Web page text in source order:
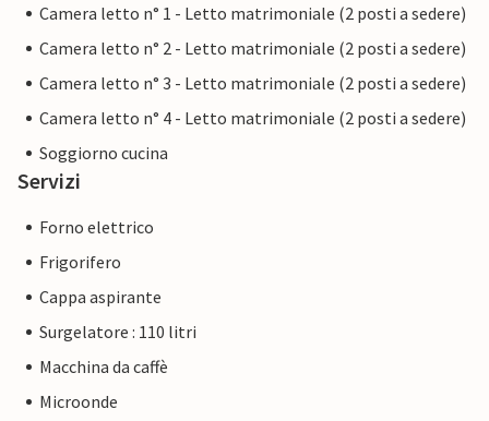
Camera letto n° 1 - Letto matrimoniale (2 posti a sedere)
Camera letto n° 2 - Letto matrimoniale (2 posti a sedere)
Camera letto n° 3 - Letto matrimoniale (2 posti a sedere)
Camera letto n° 4 - Letto matrimoniale (2 posti a sedere)
Soggiorno cucina
Servizi
Forno elettrico
Frigorifero
Cappa aspirante
Surgelatore : 110 litri
Macchina da caffè
Microonde